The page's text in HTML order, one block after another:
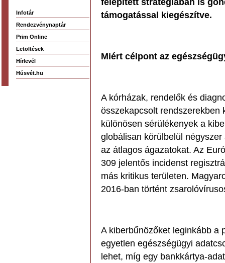
Infotár
Rendezvénynaptár
Prim Online
Letöltések
Hírlevél
Húsvét.hu
felépített stratégiában is
támogatással kiegészítve.
Miért célpont az
A kórházak, rendelők és
összekapcsolt rendszerekben
különösen sérülékenyek a
globálisan körülbelül
az átlagos ágazatokat. Az
309 jelentős incidenst
más kritikus területen.
2016-ban történt
A kiberbűnözőket leginkább a
egyetlen egészségügyi
lehet, míg egy bankkártya-